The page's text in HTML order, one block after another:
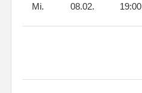
Mi. 08.02. 19:00